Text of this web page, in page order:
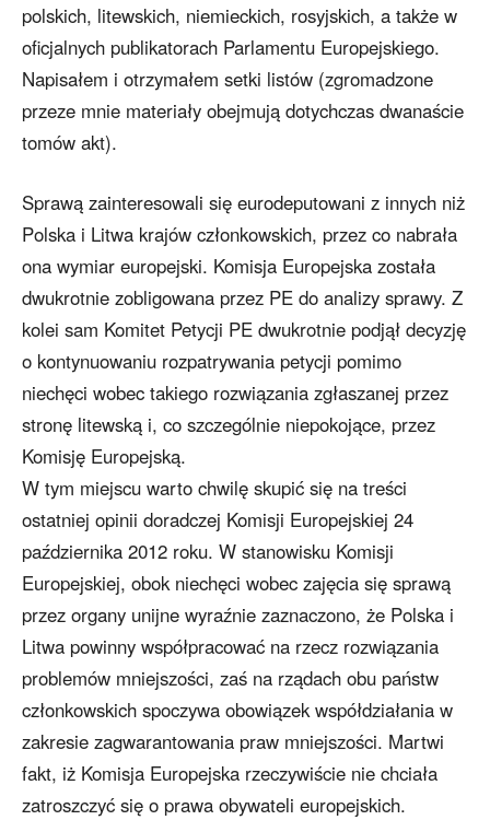
polskich, litewskich, niemieckich, rosyjskich, a także w
oficjalnych publikatorach Parlamentu Europejskiego.
Napisałem i otrzymałem setki listów (zgromadzone
przeze mnie materiały obejmują dotychczas dwanaście
tomów akt).
Sprawą zainteresowali się eurodeputowani z innych niż
Polska i Litwa krajów członkowskich, przez co nabrała
ona wymiar europejski. Komisja Europejska została
dwukrotnie zobligowana przez PE do analizy sprawy. Z
kolei sam Komitet Petycji PE dwukrotnie podjął decyzję
o kontynuowaniu rozpatrywania petycji pomimo
niechęci wobec takiego rozwiązania zgłaszanej przez
stronę litewską i, co szczególnie niepokojące, przez
Komisję Europejską.
W tym miejscu warto chwilę skupić się na treści
ostatniej opinii doradczej Komisji Europejskiej 24
października 2012 roku. W stanowisku Komisji
Europejskiej, obok niechęci wobec zajęcia się sprawą
przez organy unijne wyraźnie zaznaczono, że Polska i
Litwa powinny współpracować na rzecz rozwiązania
problemów mniejszości, zaś na rządach obu państw
członkowskich spoczywa obowiązek współdziałania w
zakresie zagwarantowania praw mniejszości. Martwi
fakt, iż Komisja Europejska rzeczywiście nie chciała
zatroszczyć się o prawa obywateli europejskich.